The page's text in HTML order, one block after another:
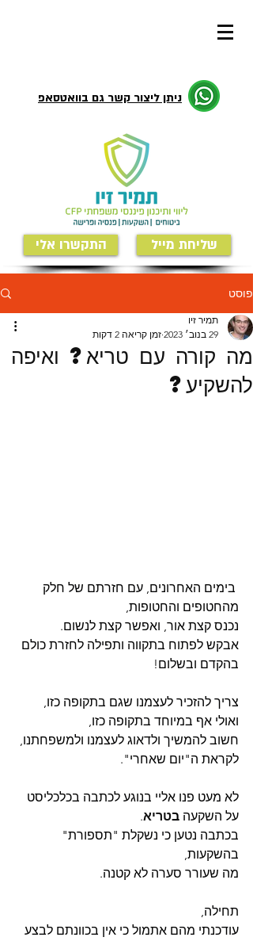
ניתן ליצור קשר גם בוואטסאפ
התקשרו אלי שליחת מייל
פוסט
מה קורה עם טריא? ואיפה
להשקיע?
תמיר זיו
29 בנוב׳ 2023
זמן קריאה 2 דקות
בימים האחרונים, עם חזרתם של חלק
מהחטופים והחטופות,
נכנס קצת אור, ואפשר קצת לנשום.
אבקש לפתוח בתקווה ותפילה לחזרת כולם
בהקדם ובשלום!
צריך להזכיר לעצמנו שגם בתקופה כזו,
ואולי אף במיוחד בתקופה כזו,
חשוב להמשיך ולדאוג לעצמנו ולמשפחתנו,
לקראת ה"יום שאחרי".
לא מעט פנו אליי בנוגע לכתבה בכלכליסט
על השקעה בטריא.
בכתבה נטען כי נשקלת "תספורת"
בהשקעות,
מה שעורר סערה לא קטנה.
תחילה,
עודכנתי מהם אתמול כי אין בכוונתם לבצע